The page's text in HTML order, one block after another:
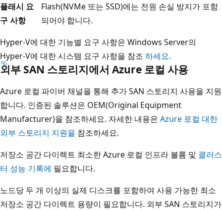
플래시 요
구 사항
Flash(NVMe 또는 SSD)에는 전원 손실 방지가 포함
되어야 합니다.
Hyper-V에 대한 기능별 요구 사항은 Windows Server의
Hyper-V에 대한 시스템 요구 사항을 참조 하세요.
외부 SAN 스토리지에서 Azure 로컬 사용
Azure 로컬 파이버 채널을 통해 추가 SAN 스토리지 사용을 지원
합니다. 인증된 솔루션은 OEM(Original Equipment
Manufacturer)을 참조하세요. 자세한 내용은 Azure 로컬 대한
외부 스토리지 지원을 참조하세요.
저장소 공간 다이렉트 최소한 Azure 로컬 인프라 볼륨 및 클러스
터 성능 기록에 필요합니다.
노드당 두 개 이상의 실제 디스크를 포함하여 사용 가능한 최소
저장소 공간 다이렉트 용량이 필요합니다. 외부 SAN 스토리지가